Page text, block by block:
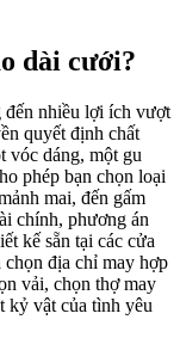
dài cưới?
đến nhiều lợi ích vượt
quyết định chất
vóc dáng, một gu
phép bạn chọn loại
mai, đến gấm
chính, phương án
kế sẵn tại các cửa
chọn địa chỉ may hợp
vải, chọn thợ may
kỷ vật của tình yêu